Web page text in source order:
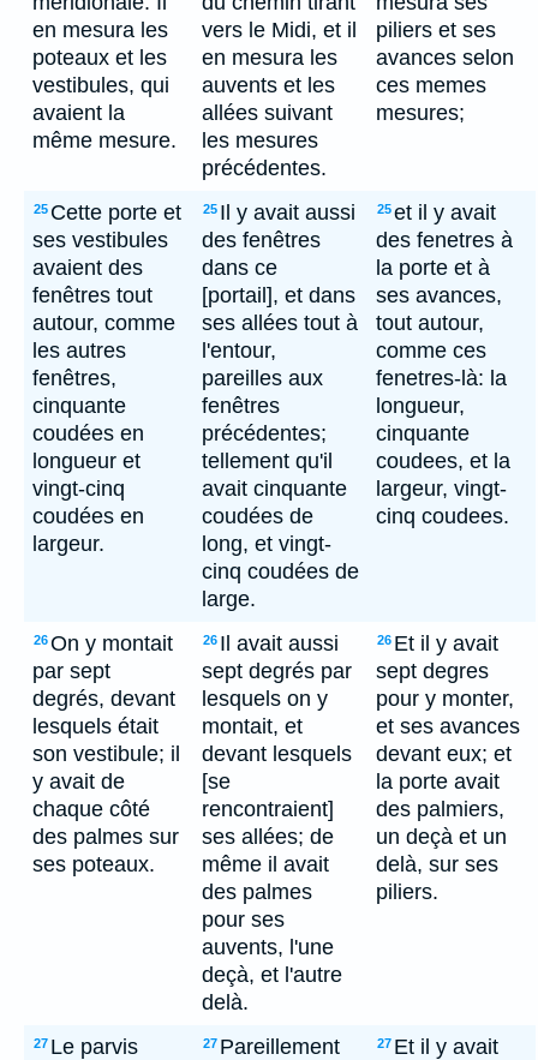
en mesura les
poteaux et les
vestibules, qui
avaient la
même mesure.
vers le Midi, et il
en mesura les
auvents et les
allées suivant
les mesures
précédentes.
piliers et ses
avances selon
ces memes
mesures;
25 Cette porte et
ses vestibules
avaient des
fenêtres tout
autour, comme
les autres
fenêtres,
cinquante
coudées en
longueur et
vingt-cinq
coudées en
largeur.
25 Il y avait aussi
des fenêtres
dans ce
[portail], et dans
ses allées tout à
l'entour,
pareilles aux
fenêtres
précédentes;
tellement qu'il
avait cinquante
coudées de
long, et vingt-
cinq coudées de
large.
25et il y avait
des fenetres à
la porte et à
ses avances,
tout autour,
comme ces
fenetres-là: la
longueur,
cinquante
coudees, et la
largeur, vingt-
cinq coudees.
26On y montait
par sept
degrés, devant
lesquels était
son vestibule; il
y avait de
chaque côté
des palmes sur
ses poteaux.
26 Il avait aussi
sept degrés par
lesquels on y
montait, et
devant lesquels
[se
rencontraient]
ses allées; de
même il avait
des palmes
pour ses
auvents, l'une
deçà, et l'autre
delà.
26 Et il y avait
sept degres
pour y monter,
et ses avances
devant eux; et
la porte avait
des palmiers,
un deçà et un
delà, sur ses
piliers.
27 Le parvis
27 Pareillement
27 Et il y avait